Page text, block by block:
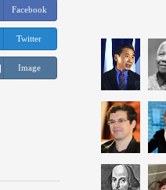
Facebook
Twitter
Image